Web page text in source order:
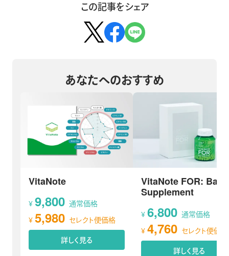
この記事をシェア
あなたへのおすすめ
VitaNote
¥ 9,800 通常価格
¥ 5,980 セレクト便価格
詳しく見る
VitaNote FOR: Base
Supplement
¥ 6,800 通常価格
¥ 4,760 セレクト便価格
詳しく見る